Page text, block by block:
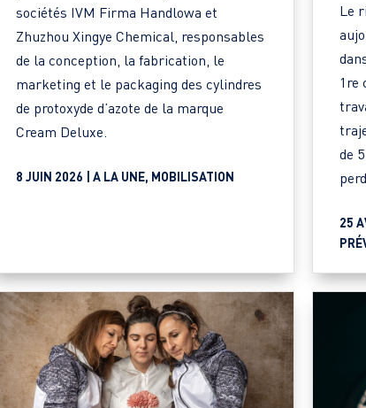
sociétés IVM Firma Handlowa et
Zhuzhou Xingye Chemical, responsables
de la conception, la fabrication, le
marketing et le packaging des cylindres
de protoxyde d’azote de la marque
Cream Deluxe.
8 JUIN 2026 |A LA UNE, MOBILISATION
Le
1re
de
25